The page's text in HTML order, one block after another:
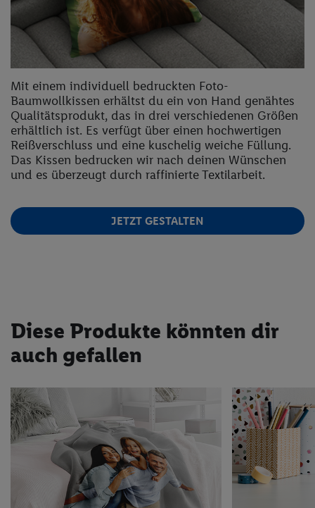
Mit einem individuell bedruckten Foto-
Baumwollkissen erhältst du ein von Hand genähtes
Qualitätsprodukt, das in drei verschiedenen Größen
erhältlich ist. Es verfügt über einen hochwertigen
Reißverschluss und eine kuschelig weiche Füllung.
Das Kissen bedrucken wir nach deinen Wünschen
und es überzeugt durch raffinierte Textilarbeit.
JETZT GESTALTEN
Diese Produkte könnten dir
auch gefallen